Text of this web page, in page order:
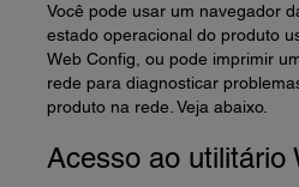
Você pode usar um navegador
estado operacional do produto
Web Config, ou pode imprimir
rede para diagnosticar
produto na rede. Veja abaixo.
Acesso ao utilitário